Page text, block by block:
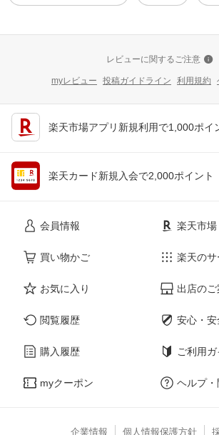
レビューに関するご注意
myレビュー 投稿ガイドライン 利用規約
楽天市場アプリ新規利用で1,000ポイ
楽天カード新規入会で2,000ポイント
会員情報
買い物かご
お気に入り
閲覧履歴
購入履歴
myクーポン
楽天市
楽天の
出店のご
安心・
ご利用ガ
ヘルプ
企業情報 個人情報保護方針